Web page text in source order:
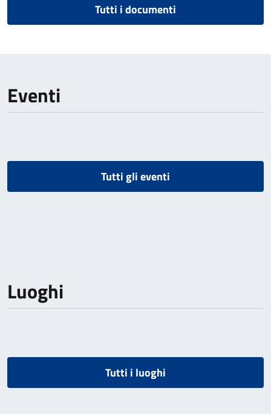
Tutti i documenti
Eventi
Tutti gli eventi
Luoghi
Tutti i luoghi